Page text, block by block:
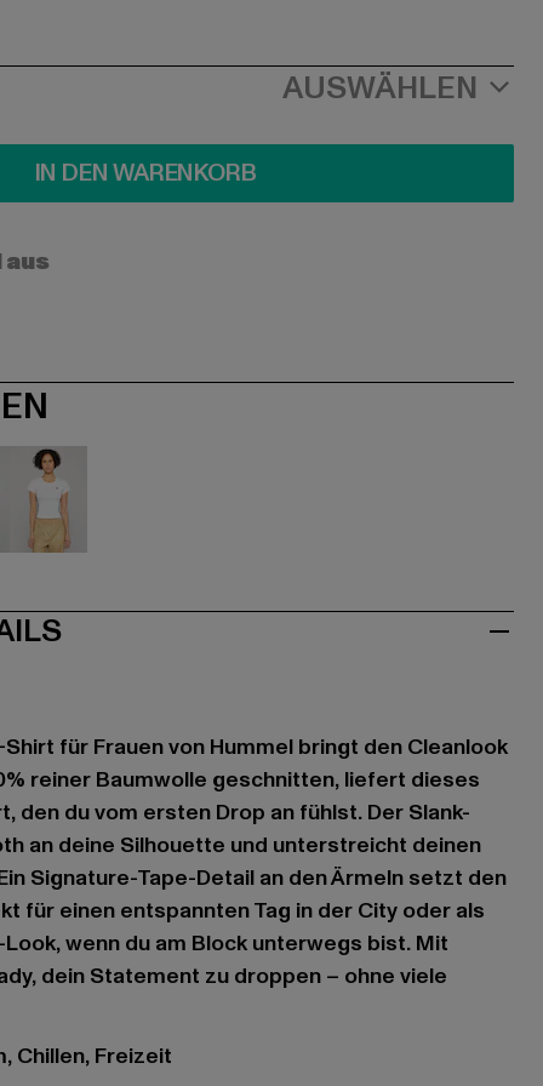
AUSWÄHLEN
IN DEN WARENKORB
für Frauen von Hummel bringt den Cleanlook
reiner Baumwolle geschnitten, liefert dieses
den du vom ersten Drop an fühlst. Der Slank-
an deine Silhouette und unterstreicht deinen
Signature-Tape-Detail an den Ärmeln setzt den
für einen entspannten Tag in der City oder als
wenn du am Block unterwegs bist. Mit
dein Statement zu droppen – ohne viele
Chillen, Freizeit